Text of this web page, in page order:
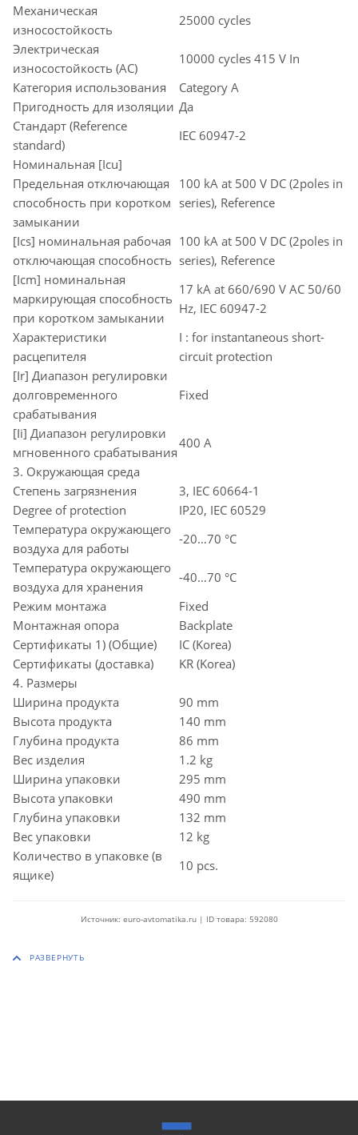
Механическая
износостойкость
25000 cycles
Электрическая
износостойкость (AC)
10000 cycles 415 V In
Категория использования
Category A
Пригодность для изоляции Да
Стандарт (Reference
standard)
IEC 60947-2
Номинальная [Icu]
Предельная отключающая
способность при коротком
замыкании
100 kA at 500 V DC (2poles in
series), Reference
[Ics] номинальная рабочая
отключающая способность
100 kA at 500 V DC (2poles in
series), Reference
[Icm] номинальная
маркирующая способность
при коротком замыкании
17 kA at 660/690 V AC 50/60
Hz, IEC 60947-2
Характеристики
расцепителя
I : for instantaneous short-
circuit protection
[Ir] Диапазон регулировки
долговременного
срабатывания
Fixed
[Ii] Диапазон регулировки
мгновенного срабатывания
400 A
3. Окружающая среда
Степень загрязнения
3, IEC 60664-1
Degree of protection
IP20, IEC 60529
Температура окружающего
воздуха для работы
-20…70 °C
Температура окружающего
воздуха для хранения
-40…70 °C
Режим монтажа
Fixed
Монтажная опора
Backplate
Сертификаты 1) (Общие)
IC (Korea)
Сертификаты (доставка)
KR (Korea)
4. Размеры
Ширина продукта
90 mm
Высота продукта
140 mm
Глубина продукта
86 mm
Вес изделия
1.2 kg
Ширина упаковки
295 mm
Высота упаковки
490 mm
Глубина упаковки
132 mm
Вес упаковки
12 kg
Количество в упаковке (в
ящике)
10 pcs.
Источник: euro-avtomatika.ru | ID товара: 592080